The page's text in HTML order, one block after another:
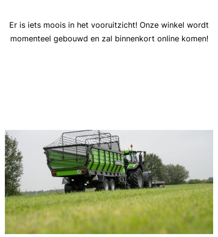
Er is iets moois in het vooruitzicht! Onze winkel wordt
momenteel gebouwd en zal binnenkort online komen!